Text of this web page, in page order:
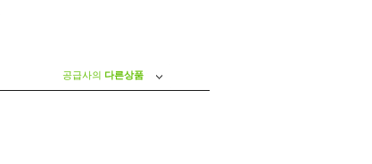
공급사의 다른상품